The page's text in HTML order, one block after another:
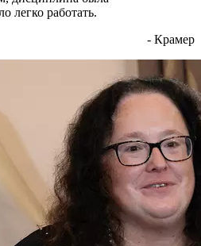
легко работать.
- Крамер